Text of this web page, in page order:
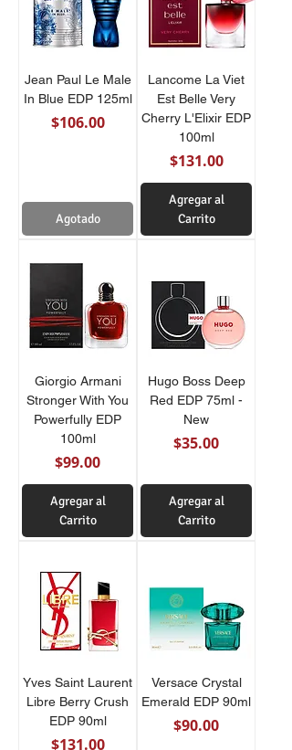
Jean Paul Le Male
In Blue EDP 125ml
Precio
$106.00
Agotado
Lancome La Viet
Est Belle Very
Cherry L'Elixir EDP
100ml
Precio
$131.00
Agregar al
Carrito
Giorgio Armani
Stronger With You
Powerfully EDP
100ml
Precio
$99.00
Agregar al
Carrito
Hugo Boss Deep
Red EDP 75ml -
New
Precio
$35.00
Agregar al
Carrito
Yves Saint Laurent
Libre Berry Crush
EDP 90ml
Precio
$131.00
Versace Crystal
Emerald EDP 90ml
Precio
$90.00